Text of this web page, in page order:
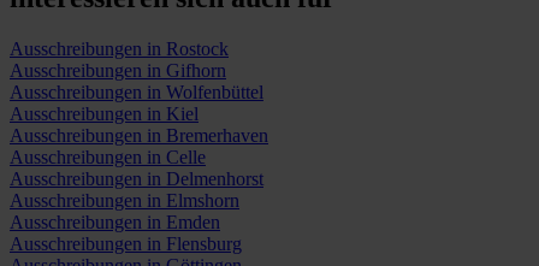
Ausschreibungen in Rostock
Ausschreibungen in Gifhorn
Ausschreibungen in Wolfenbüttel
Ausschreibungen in Kiel
Ausschreibungen in Bremerhaven
Ausschreibungen in Celle
Ausschreibungen in Delmenhorst
Ausschreibungen in Elmshorn
Ausschreibungen in Emden
Ausschreibungen in Flensburg